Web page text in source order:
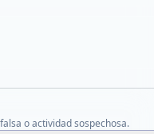
o actividad sospechosa.